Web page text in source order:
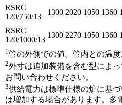
RSRC
120/750/13
1300 2020 1050 1360
RSRC
120/1000/13
1300 2270 1050 1360
1 管の外側での値。管内との温度
2外寸は追加装備を含む型によ
お問い合わせください。
3供給電力は標準仕様の炉に基
は増加する場合があります。多